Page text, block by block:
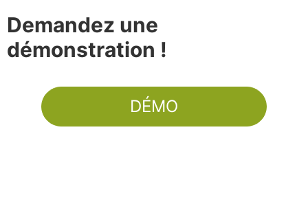
Demandez une
démonstration !
DÉMO